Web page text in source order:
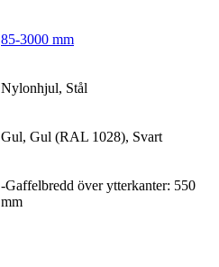
85-3000 mm
Nylonhjul, Stål
Gul, Gul (RAL 1028), Svart
-Gaffelbredd över ytterkanter: 550
mm